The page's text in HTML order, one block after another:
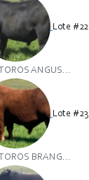
Lote #22
TOROS ANGUS...
Lote #23
TOROS BRANG...